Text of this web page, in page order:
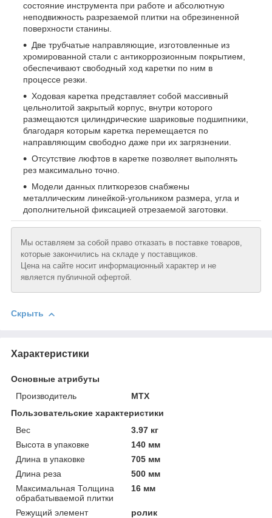
состояние инструмента при работе и абсолютную
неподвижность разрезаемой плитки на обрезиненной
поверхности станины.
Две трубчатые направляющие, изготовленные из
хромированной стали с антикоррозионным покрытием,
обеспечивают свободный ход каретки по ним в
процессе резки.
Ходовая каретка представляет собой массивный
цельнолитой закрытый корпус, внутри которого
размещаются цилиндрические шариковые подшипники,
благодаря которым каретка перемещается по
направляющим свободно даже при их загрязнении.
Отсутствие люфтов в каретке позволяет выполнять
рез максимально точно.
Модели данных плиткорезов снабжены
металлическим линейкой-угольником размера, угла и
дополнительной фиксацией отрезаемой заготовки.
Мы оставляем за собой право отказать в поставке товаров,
которые закончились на складе у поставщиков.
Цена на сайте носит информационный характер и не
является публичной офертой.
Скрыть
Характеристики
Основные атрибуты
Производитель
MTX
Пользовательские характеристики
Вeс
3.97 кг
Высотa в упаковке
140 мм
Длинa в упаковке
705 мм
Длинa реза
500 мм
Максимальная Толщинa
обрабатываемой плитки
16 мм
Режущий элемент
ролик